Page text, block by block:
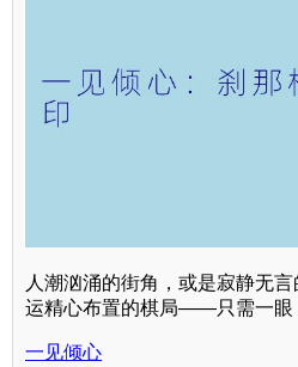
人潮汹涌的街角，或是寂静无
运精心布置的棋局——只需一眼
一见倾心